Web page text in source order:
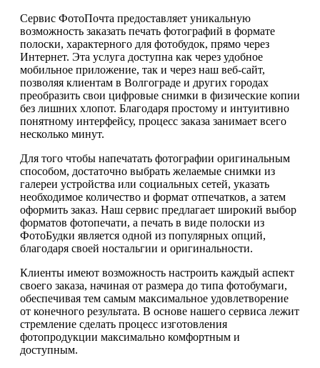
Сервис ФотоПочта предоставляет уникальную
возможность заказать печать фотографий в формате
полоски, характерного для фотобудок, прямо через
Интернет. Эта услуга доступна как через удобное
мобильное приложение, так и через наш веб-сайт,
позволяя клиентам в Волгограде и других городах
преобразить свои цифровые снимки в физические копии
без лишних хлопот. Благодаря простому и интуитивно
понятному интерфейсу, процесс заказа занимает всего
несколько минут.
Для того чтобы напечатать фотографии оригинальным
способом, достаточно выбрать желаемые снимки из
галереи устройства или социальных сетей, указать
необходимое количество и формат отпечатков, а затем
оформить заказ. Наш сервис предлагает широкий выбор
форматов фотопечати, а печать в виде полоски из
ФотоБудки является одной из популярных опций,
благодаря своей ностальгии и оригинальности.
Клиенты имеют возможность настроить каждый аспект
своего заказа, начиная от размера до типа фотобумаги,
обеспечивая тем самым максимальное удовлетворение
от конечного результата. В основе нашего сервиса лежит
стремление сделать процесс изготовления
фотопродукции максимально комфортным и
доступным.